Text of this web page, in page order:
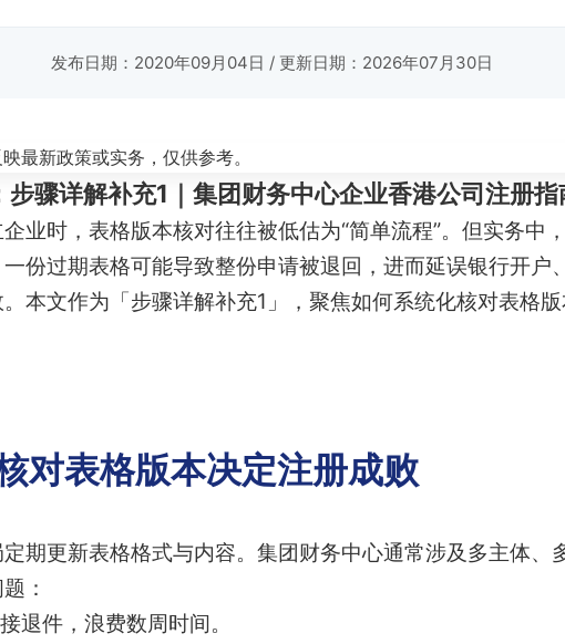
发布日期：2020年09月04日 / 更新日期：2026年07月30日
最新政策或实务，仅供参考。
骤详解补充1｜集团财务中心企业香港公司注册指
业时，表格版本核对往往被低估为“简单流程”。但实务中，
份过期表格可能导致整份申请被退回，进而延误银行开户
本文作为「步骤详解补充1」，聚焦如何系统化核对表格
对表格版本决定注册成败
期更新表格格式与内容。集团财务中心通常涉及多主体、
：
退件，浪费数周时间。